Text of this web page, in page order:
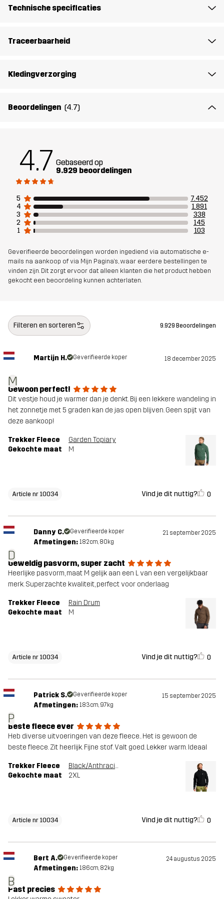
Artikelnummer 10034_2825
Technische specificaties
Traceerbaarheid
Kledingverzorging
Beoordelingen (4.7)
4.7 Gebaseerd op
9.929 beoordelingen
5
7.452
4
1.891
3
338
2
145
1
103
Geverifieerde beoordelingen worden ingediend via automatische e-
mails na aankoop of via Mijn Pagina's, waar eerdere bestellingen te
vinden zijn. Dit zorgt ervoor dat alleen klanten die het product hebben
gekocht een beoordeling kunnen achterlaten.
Filteren en sorteren 9.929 Beoordelingen
M
Martijn H. Geverifieerde koper 18 december 2025
Gewoon perfect!
Dit vestje houd je warmer dan je denkt. Bij een lekkere wandeling in
het zonnetje met 5 graden kan de jas open blijven. Geen spijt van
deze aankoop!
Trekker Fleece
Garden Topiary
Gekochte maat
M
Article nr 10034 Vind je dit nuttig? 0
D
Danny C. Geverifieerde koper 21 september 2025
Afmetingen: 182cm, 80kg
Geweldig pasvorm, super zacht
Heerlijke pasvorm, maat M gelijk aan een L van een vergelijkbaar
merk. Superzachte kwaliteit, perfect voor onderlaag
Trekker Fleece
Rain Drum
Gekochte maat
M
Article nr 10034 Vind je dit nuttig? 0
P
Patrick S. Geverifieerde koper 15 september 2025
Afmetingen: 183cm, 97kg
Beste fleece ever
Heb diverse uitvoeringen van deze fleece.. Het is gewoon de
beste fleece. Zit heerlijk. Fijne stof. Valt goed. Lekker warm. Ideaal
Trekker Fleece
Black/Anthracite
Gekochte maat
2XL
Article nr 10034 Vind je dit nuttig? 0
B
Bert A. Geverifieerde koper 24 augustus 2025
Afmetingen: 186cm, 82kg
Past precies